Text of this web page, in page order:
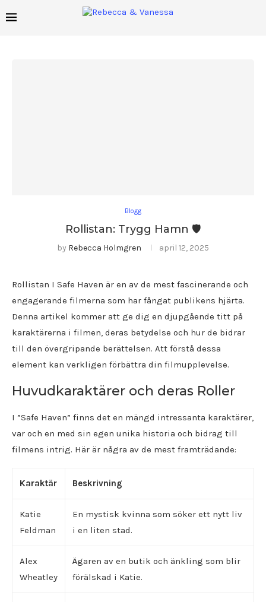
Blogg
Rollistan: Trygg Hamn 🛡️
by Rebecca Holmgren april 12, 2025
Rollistan I Safe Haven är en av de mest fascinerande och
engagerande filmerna som har fångat publikens hjärta.
Denna artikel kommer att ge dig en djupgående titt på
karaktärerna i filmen, deras betydelse och hur de bidrar
till den övergripande berättelsen. Att förstå dessa
element kan verkligen förbättra din filmupplevelse.
Huvudkaraktärer och deras Roller
I ”Safe Haven” finns det en mängd intressanta karaktärer,
var och en med sin egen unika historia och bidrag till
filmens intrig. Här är några av de mest framträdande:
Karaktär Beskrivning
Katie
Feldman
En mystisk kvinna som söker ett nytt liv
i en liten stad.
Alex
Wheatley
Ägaren av en butik och änkling som blir
förälskad i Katie.